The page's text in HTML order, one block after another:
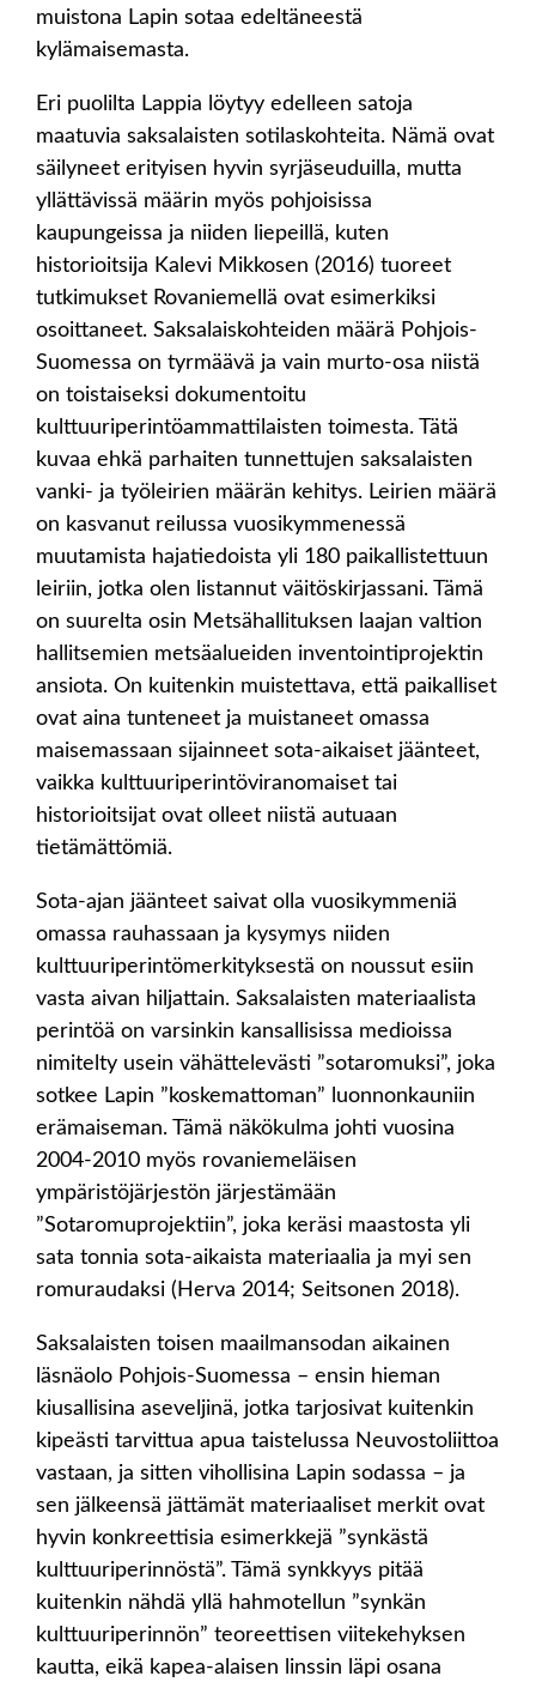
muistona Lapin sotaa edeltäneestä
kylämaisemasta.
Eri puolilta Lappia löytyy edelleen satoja
maatuvia saksalaisten sotilaskohteita. Nämä ovat
säilyneet erityisen hyvin syrjäseuduilla, mutta
yllättävissä määrin myös pohjoisissa
kaupungeissa ja niiden liepeillä, kuten
historioitsija Kalevi Mikkosen (2016) tuoreet
tutkimukset Rovaniemellä ovat esimerkiksi
osoittaneet. Saksalaiskohteiden määrä Pohjois-
Suomessa on tyrmäävä ja vain murto-osa niistä
on toistaiseksi dokumentoitu
kulttuuriperintöammattilaisten toimesta. Tätä
kuvaa ehkä parhaiten tunnettujen saksalaisten
vanki- ja työleirien määrän kehitys. Leirien määrä
on kasvanut reilussa vuosikymmenessä
muutamista hajatiedoista yli 180 paikallistettuun
leiriin, jotka olen listannut väitöskirjassani. Tämä
on suurelta osin Metsähallituksen laajan valtion
hallitsemien metsäalueiden inventointiprojektin
ansiota. On kuitenkin muistettava, että paikalliset
ovat aina tunteneet ja muistaneet omassa
maisemassaan sijainneet sota-aikaiset jäänteet,
vaikka kulttuuriperintöviranomaiset tai
historioitsijat ovat olleet niistä autuaan
tietämättömiä.
Sota-ajan jäänteet saivat olla vuosikymmeniä
omassa rauhassaan ja kysymys niiden
kulttuuriperintömerkityksestä on noussut esiin
vasta aivan hiljattain. Saksalaisten materiaalista
perintöä on varsinkin kansallisissa medioissa
nimitelty usein vähättelevästi ”sotaromuksi”, joka
sotkee Lapin ”koskemattoman” luonnonkauniin
erämaiseman. Tämä näkökulma johti vuosina
2004-2010 myös rovaniemeläisen
ympäristöjärjestön järjestämään
”Sotaromuprojektiin”, joka keräsi maastosta yli
sata tonnia sota-aikaista materiaalia ja myi sen
romuraudaksi (Herva 2014; Seitsonen 2018).
Saksalaisten toisen maailmansodan aikainen
läsnäolo Pohjois-Suomessa – ensin hieman
kiusallisina aseveljinä, jotka tarjosivat kuitenkin
kipeästi tarvittua apua taistelussa Neuvostoliittoa
vastaan, ja sitten vihollisina Lapin sodassa – ja
sen jälkeensä jättämät materiaaliset merkit ovat
hyvin konkreettisia esimerkkejä ”synkästä
kulttuuriperinnöstä”. Tämä synkkyys pitää
kuitenkin nähdä yllä hahmotellun ”synkän
kulttuuriperinnön” teoreettisen viitekehyksen
kautta, eikä kapea-alaisen linssin läpi osana